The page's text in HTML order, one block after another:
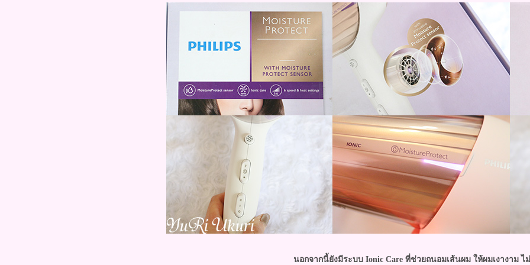
นอกจากนี้ยังมีระบบ Ionic Care ที่ช่วยถนอมเส้นผม ให้ผมเงางาม ไ